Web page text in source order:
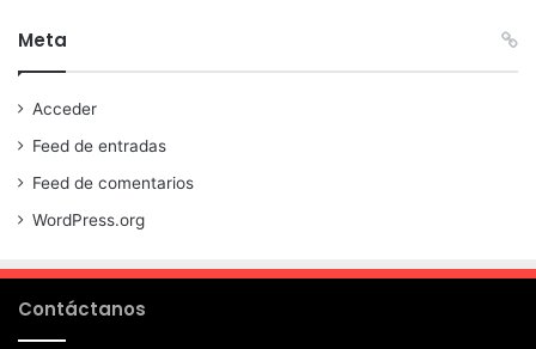
Meta
Acceder
Feed de entradas
Feed de comentarios
WordPress.org
Contáctanos